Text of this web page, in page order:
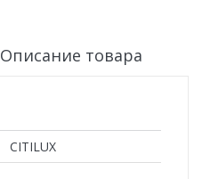
Описание товара
CITILUX